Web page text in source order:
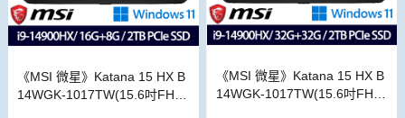
《MSI 微星》Katana 15 HX B
14WGK-1017TW(15.6吋FHD/
《MSI 微星》Katana 15 HX B
14WGK-1017TW(15.6吋FHD/